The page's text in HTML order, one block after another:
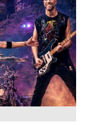
Summer Rock